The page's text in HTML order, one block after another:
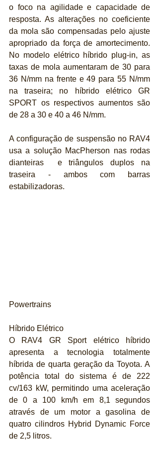
o foco na agilidade e capacidade de
resposta. As alterações no coeficiente
da mola são compensadas pelo ajuste
apropriado da força de amortecimento.
No modelo elétrico híbrido plug-in, as
taxas de mola aumentaram de 30 para
36 N/mm na frente e 49 para 55 N/mm
na traseira; no híbrido elétrico GR
SPORT os respectivos aumentos são
de 28 a 30 e 40 a 46 N/mm.
A configuração de suspensão no RAV4
usa a solução MacPherson nas rodas
dianteiras  e triângulos duplos na
traseira - ambos com barras
estabilizadoras.
Powertrains
Híbrido Elétrico
O RAV4 GR Sport elétrico híbrido
apresenta a tecnologia totalmente
híbrida de quarta geração da Toyota. A
potência total do sistema é de 222
cv/163 kW, permitindo uma aceleração
de 0 a 100 km/h em 8,1 segundos
através de um motor a gasolina de
quatro cilindros Hybrid Dynamic Force
de 2,5 litros.